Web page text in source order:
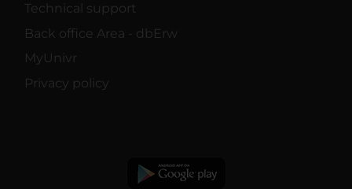
Technical support
Back office Area - dbErw
MyUnivr
Privacy policy